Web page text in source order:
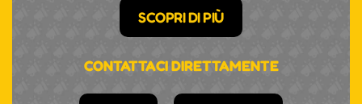
SCOPRI DI PIÙ
CONTATTACI DIRETTAMENTE